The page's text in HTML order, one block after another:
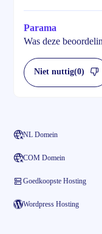
Parama
Was deze
Niet nuttig(0)
NL Domein
COM Domein
Goedkoopste Hosting
Wordpress Hosting